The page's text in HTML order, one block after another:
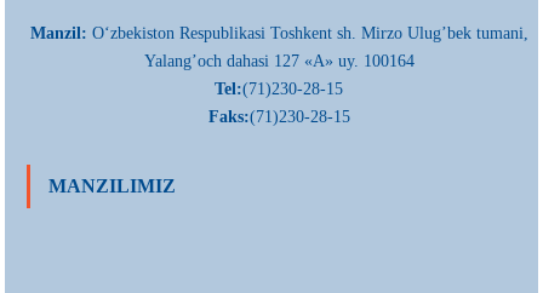
Manzil: О‘zbekiston Respublikasi Toshkent sh. Mirzo Ulug’bek tumani,
Yalang’och dahasi 127 «A» uy. 100164
Tel:(71)230-28-15
Faks:(71)230-28-15
MANZILIMIZ